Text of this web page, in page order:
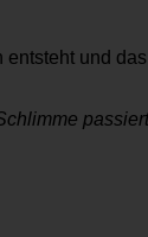
entsteht und